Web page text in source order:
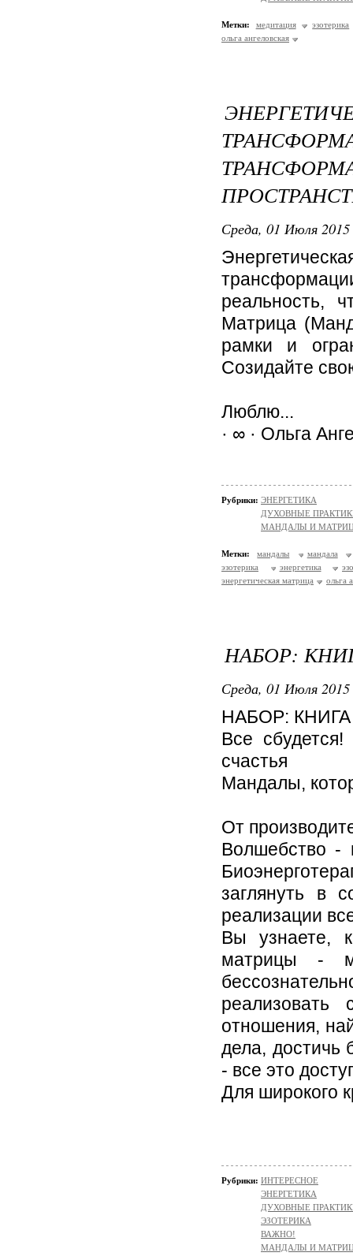
Метки: медитация
эзотерика
ольга ангеловская
Среда, 01 Июля
реальность,
Матрица
рамки и
Созидайте
Люблю...
· ∞ · Ольга
Рубрики: ЭНЕРГЕТИКА
ДУХОВНЫЕ
МАНДАЛЫ И
Метки: мандалы
мандала
эзотерика
энергетика
энергетическая матрица
ольга
НАБОР:
Среда, 01 Июля
НАБОР:
Все
счастья
Мандалы,
От
Волшебство -
заглянуть в
реализации
Вы узнаете,
матрицы -
отношения,
дела, достичь
- все это
Для широкого
Рубрики: ИНТЕРЕСНОЕ
ЭНЕРГЕТИКА
ДУХОВНЫЕ
ЭЗОТЕРИКА
ВАЖНО!
МАНДАЛЫ И